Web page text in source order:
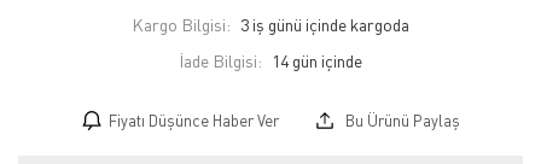
Kargo Bilgisi: 3 iş günü içinde kargoda
İade Bilgisi:
Fiyatı Düşünce Haber Ver Bu Ürünü Paylaş